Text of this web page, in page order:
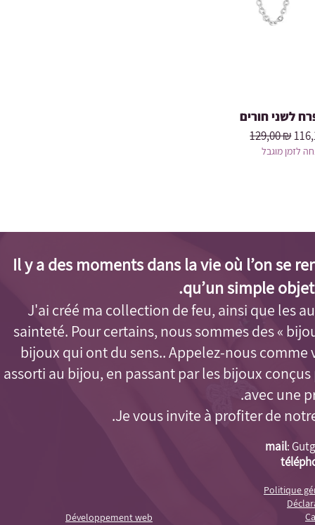
לשני חורים
Prix original
129,00 ₪
לזמן מוגבל
Il y a des moments dans la vie où l’on se
qu’un simple
J'ai créé ma collection de feu, ainsi que les
sainteté. Pour certains, nous sommes des «
bijoux qui ont du sens.. Appelez-nous
assorti au bijou, en passant par les bijoux
avec une
Je vous invite à profiter de
mail:
Développement web
Politique